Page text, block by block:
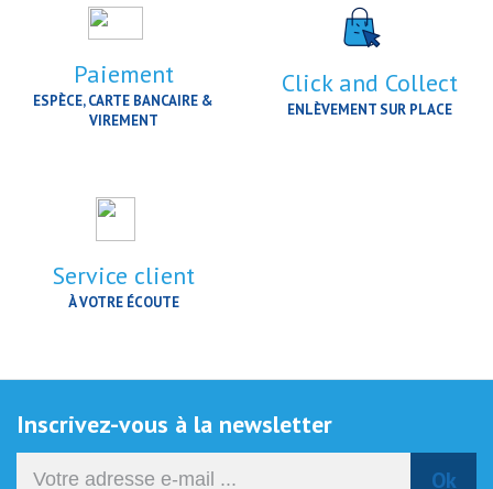
Paiement
ESPÈCE, CARTE BANCAIRE &
VIREMENT
Click and Collect
ENLÈVEMENT SUR PLACE
Service client
À VOTRE ÉCOUTE
Inscrivez-vous à la newsletter